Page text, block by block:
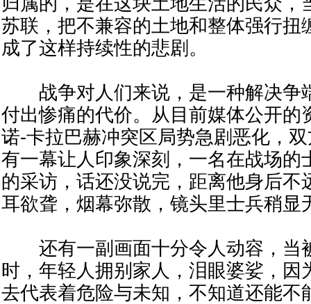
苏联，把不兼容的土地和整体强行扭
成了这样持续性的悲剧。
战争对人们来说，是一种解决争
付出惨痛的代价。从目前媒体公开的
诺-卡拉巴赫冲突区局势急剧恶化，
有一幕让人印象深刻，一名在战场的
的采访，话还没说完，距离他身后不
耳欲聋，烟幕弥散，镜头里士兵稍显
还有一副画面十分令人动容，当
时，年轻人拥别家人，泪眼婆娑，因
去代表着危险与未知，不知道还能不